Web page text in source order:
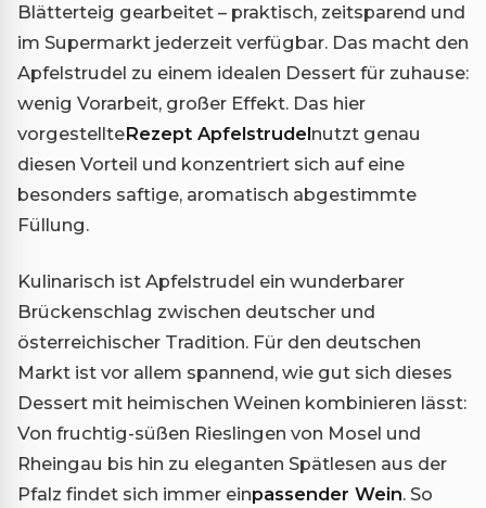
Blätterteig gearbeitet – praktisch, zeitsparend und
im Supermarkt jederzeit verfügbar. Das macht den
Apfelstrudel zu einem idealen Dessert für zuhause:
wenig Vorarbeit, großer Effekt. Das hier
vorgestellteRezept Apfelstrudelnutzt genau
diesen Vorteil und konzentriert sich auf eine
besonders saftige, aromatisch abgestimmte
Füllung.
Kulinarisch ist Apfelstrudel ein wunderbarer
Brückenschlag zwischen deutscher und
österreichischer Tradition. Für den deutschen
Markt ist vor allem spannend, wie gut sich dieses
Dessert mit heimischen Weinen kombinieren lässt:
Von fruchtig-süßen Rieslingen von Mosel und
Rheingau bis hin zu eleganten Spätlesen aus der
Pfalz findet sich immer einpassender Wein. So